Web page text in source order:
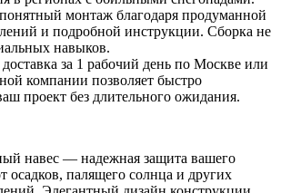
монтаж благодаря продуманной
и подробной инструкции. Сборка не
навыков.
за 1 рабочий день по Москве или
компании позволяет быстро
проект без длительного ожидания.
навес — надежная защита вашего
осадков, палящего солнца и других